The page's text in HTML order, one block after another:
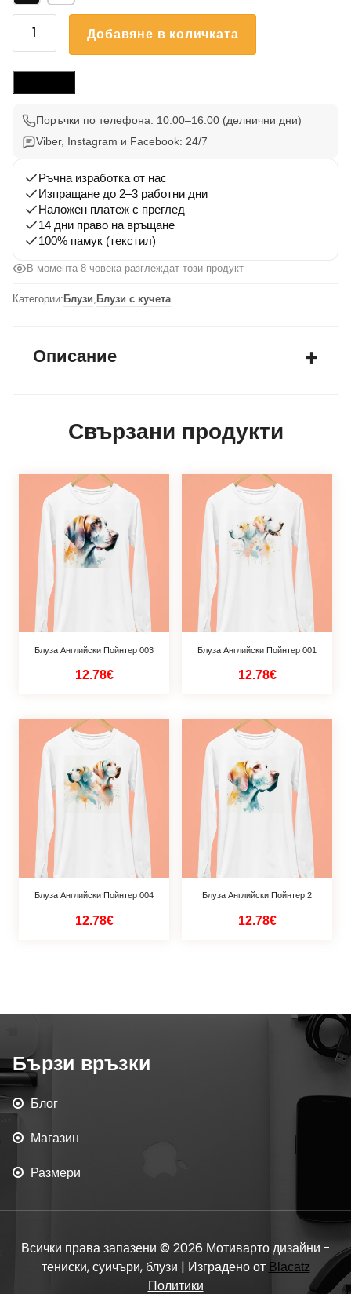
количество
Пойнтер
001
Добавяне в количката
Поръчки по телефона: 10:00–16:00 (делнични дни)
Viber, Instagram и Facebook: 24/7
Ръчна изработка от нас
Изпращане до 2–3 работни дни
Наложен платеж с преглед
14 дни право на връщане
100% памук (текстил)
В момента 8 човека разглеждат този продукт
Категории: Блузи Блузи с кучета
Описание
Свързани продукти
Блуза Английски Пойнтер 003
12.78€
Блуза Английски Пойнтер 001
12.78€
Блуза Английски Пойнтер 004
12.78€
Блуза Английски Пойнтер 2
12.78€
Бързи връзки
Блог
Магазин
Размери
Всички права запазени © 2026 Мотиварто дизайни -
тениски, суичъри, блузи | Изградено от Blacatz
Политики